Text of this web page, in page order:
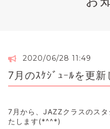
2020/06/28 11:49
7月のｽｹｼﾞｭｰﾙを更
7月から、JAZZクラスのス
たします(*^^*)